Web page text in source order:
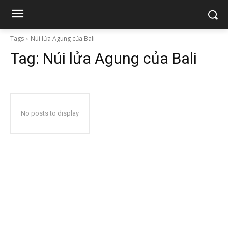
Tags Núi lửa Agung của Bali
Tag: Núi lửa Agung của Bali
No posts to display